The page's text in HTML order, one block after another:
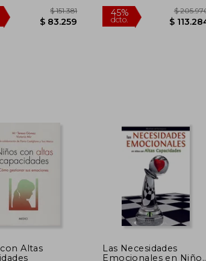
Altas
Las Necesidades
Emocionales en Niños